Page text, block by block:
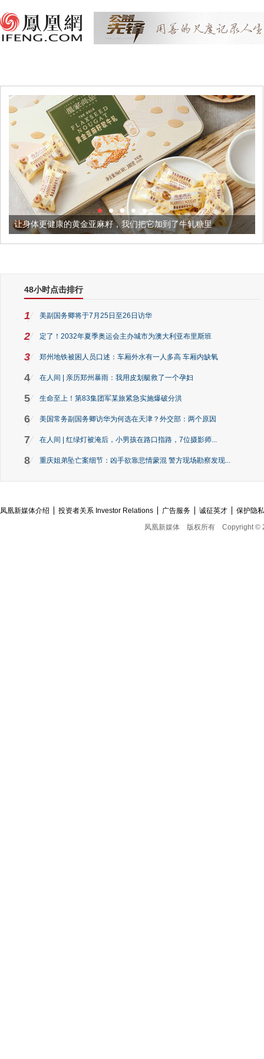
金亚麻籽，我们把它加到了牛轧糖里 被列入佛家七宝的
48小时点击排行
1 美副国务卿将于7月25日至26日访华
2 定了！2032年夏季奥运会主办城市为澳大利亚布里斯班
3 郑州地铁被困人员口述：车厢外水有一人多高 车厢内缺氧
4 在人间 | 亲历郑州暴雨：我用皮划艇救了一个孕妇
5 生命至上！第83集团军某旅紧急实施爆破分洪
6 美国常务副国务卿访华为何选在天津？外交部：两个原因
7 在人间 | 红绿灯被淹后，小男孩在路口指路，7位摄影师...
8 重庆姐弟坠亡案细节：凶手欲靠悲情蒙混 警方现场勘察发现...
凤凰新媒体介绍 投资者关系 Investor Relations 广告服务 诚征英才
保护隐
凤凰新媒体
版权所有 Copyright ©